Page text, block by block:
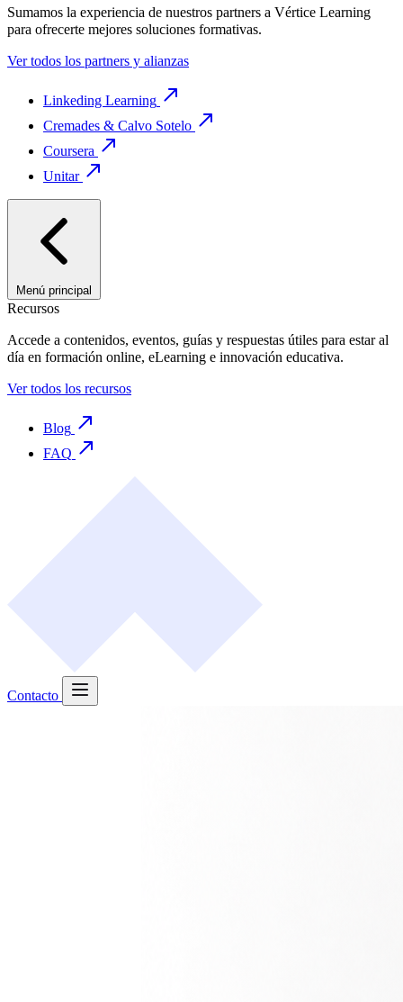
Sumamos la experiencia de nuestros partners a Vértice Learning
para ofrecerte mejores soluciones formativas.
Ver todos los partners y alianzas
Linkeding Learning
Cremades & Calvo Sotelo
Coursera
Unitar
Menú principal
Recursos
Accede a contenidos, eventos, guías y respuestas útiles para estar al
día en formación online, eLearning e innovación educativa.
Ver todos los recursos
Blog
FAQ
Contacto